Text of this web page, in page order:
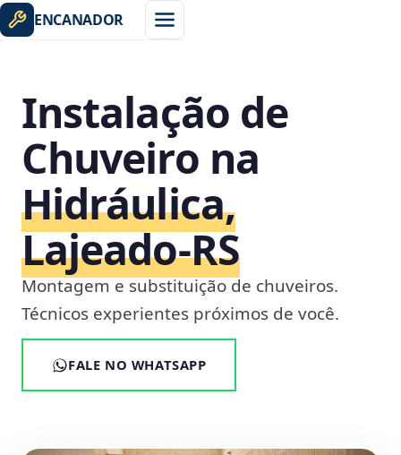
ENCANADOR
Instalação de
Chuveiro na
Hidráulica,
Lajeado‑RS
Montagem e substituição de chuveiros.
Técnicos experientes próximos de você.
FALE NO WHATSAPP